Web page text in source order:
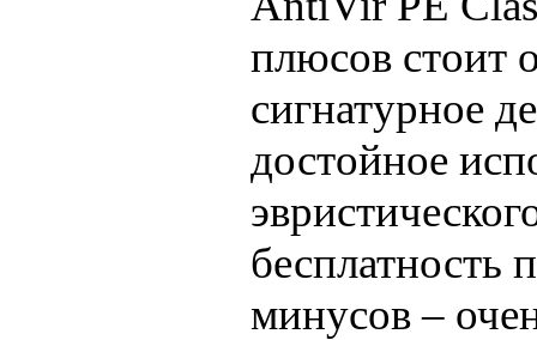
плюсов стоит
сигнатурное
достойное
бесплатность
минусов –